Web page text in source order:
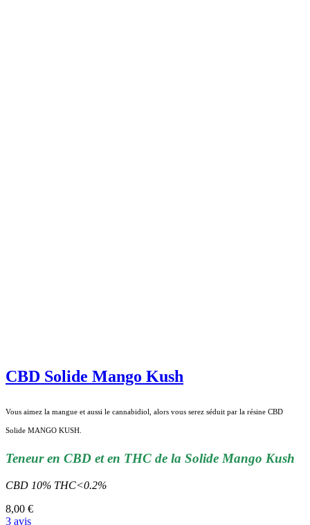
CBD Solide Mango Kush
Vous aimez la mangue et aussi le cannabidiol, alors vous serez séduit par la résine CBD
Solide MANGO KUSH.
Teneur en CBD et en THC de la Solide Mango Kush
CBD 10% THC<0.2%
8,00 €
3 avis